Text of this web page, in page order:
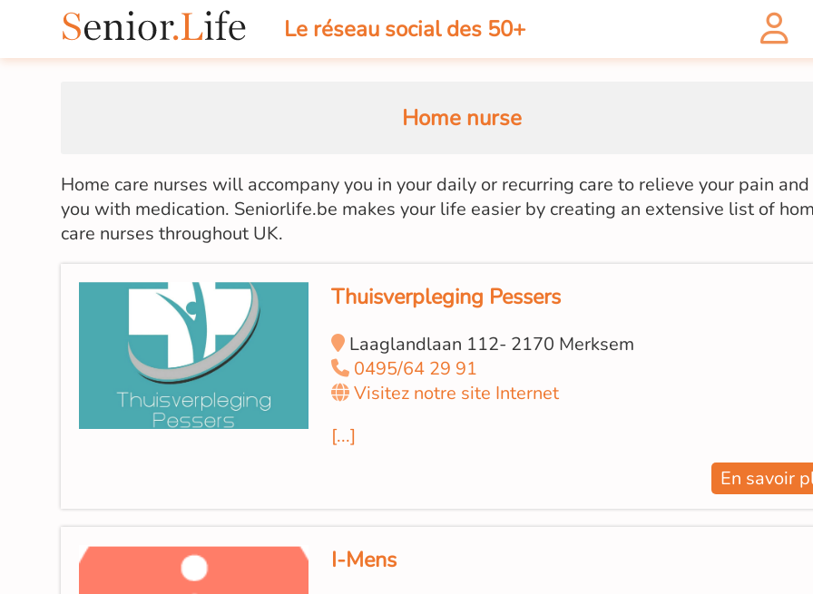
Le réseau social des 50+
Home nurse
Home care nurses will accompany you in your daily or recurring care to relieve your pain
you with medication. Seniorlife.be makes your life easier by creating an extensive list of
care nurses throughout UK.
Thuisverpleging Pessers
Laaglandlaan 112- 2170 Merksem
0495/64 29 91
Visitez notre site Internet
[...]
En savoir
I-Mens